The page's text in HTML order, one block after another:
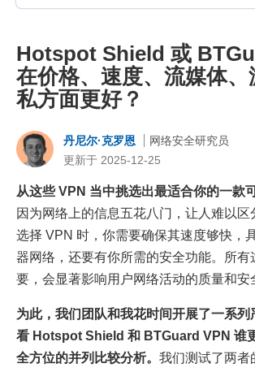
Hotspot Shield 或
在价格、速度、流媒体、
私方面更好？
丹尼尔·克罗恩
网络安全研究员
更新于 2025-12-25
从这些 VPN 当中挑选出最适合你的一款
因为网络上的信息五花八门，让人难以区
选择 VPN 时，你需要确保其速度够快，
器网络，还要有你所需的安全功能。所有
要，会显著影响用户网络活动的质量和安
为此，我们团队和我花时间开展了一系列
看 Hotspot Shield 和 BTGuard VPN 谁
全方位的并列比较分析。 我们测试了两者